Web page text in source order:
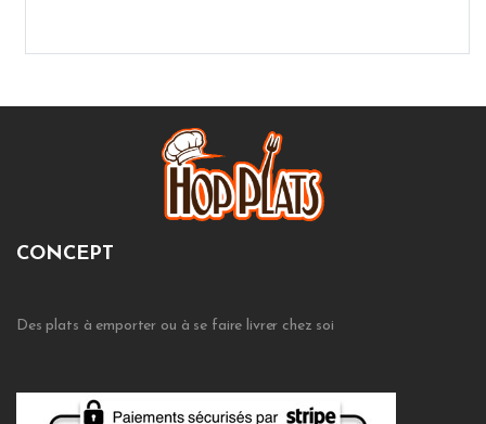
CONCEPT
Des plats à emporter ou à se faire livrer chez soi